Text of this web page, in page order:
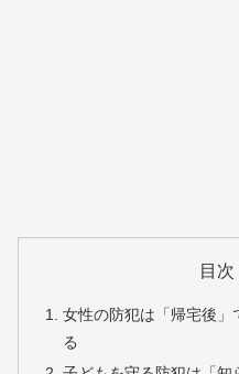
目次
女性の防犯は「帰宅後」
る